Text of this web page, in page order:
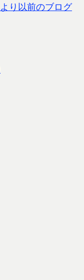
より以前のブログ